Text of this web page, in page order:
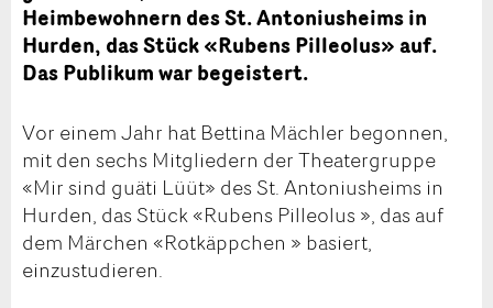
Heimbewohnern des St. Antoniusheims in
Hurden, das Stück «Rubens Pilleolus» auf.
Das Publikum war begeistert.
Vor einem Jahr hat Bettina Mächler begonnen,
mit den sechs Mitgliedern der Theatergruppe
«Mir sind guäti Lüüt» des St. Antoniusheims in
Hurden, das Stück «Rubens Pilleolus », das auf
dem Märchen «Rotkäppchen » basiert,
einzustudieren.